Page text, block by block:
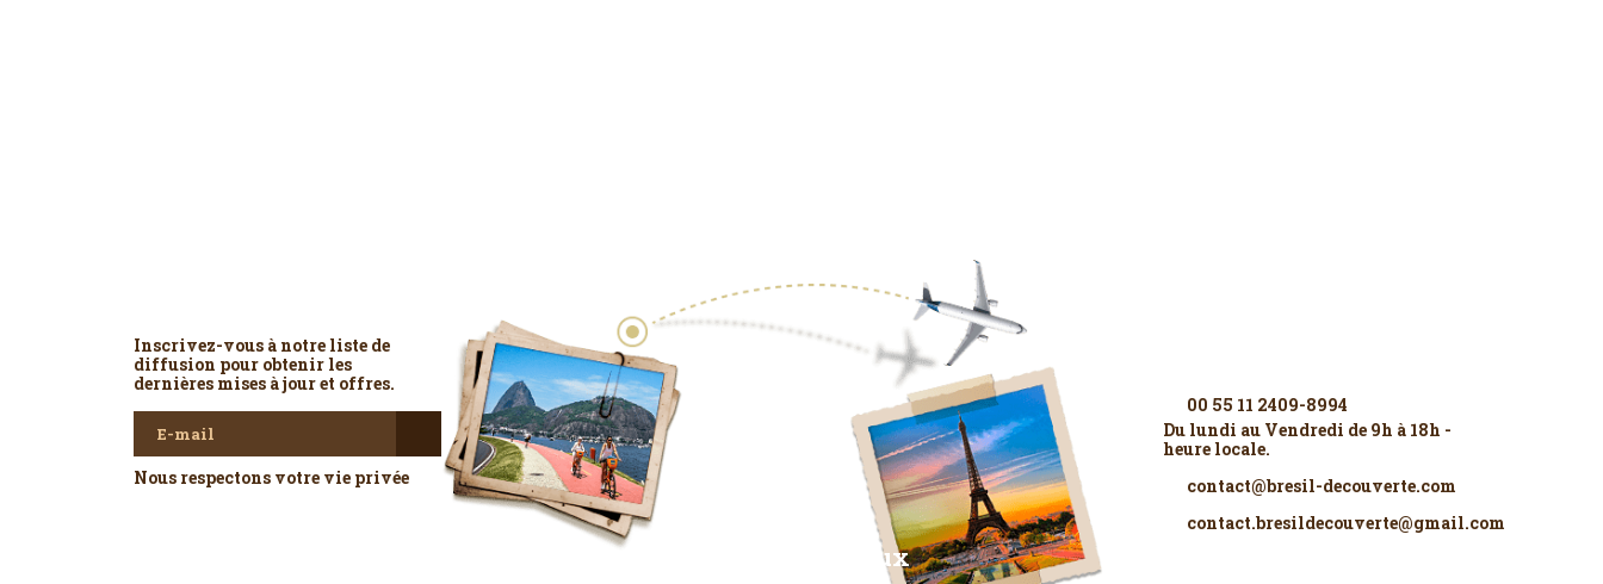
Inscrivez-vous à notre liste de
diffusion pour obtenir les
dernières mises à jour et offres.
Nous respectons votre vie privée
00 55 11 2409-8994
Du lundi au Vendredi de 9h à 18h -
heure locale.
contact@bresil-decouverte.com
contact.bresildecouverte@gmail.com
Réseaux Sociaux